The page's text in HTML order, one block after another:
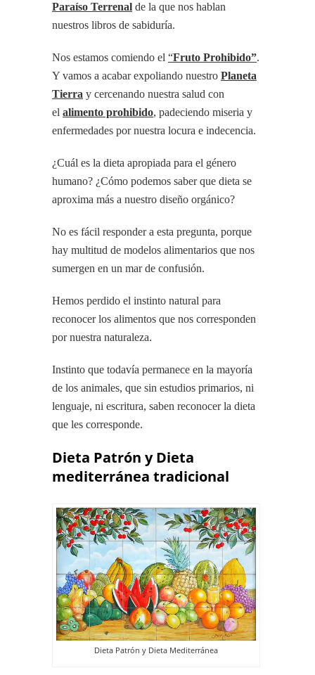
Paraíso Terrenal de la que nos hablan
nuestros libros de sabiduría.
Nos estamos comiendo el “Fruto Prohibido”.
Y vamos a acabar expoliando nuestro Planeta
Tierra y cercenando nuestra salud con
el alimento prohibido, padeciendo miseria y
enfermedades por nuestra locura e indecencia.
¿Cuál es la dieta apropiada para el género
humano? ¿Cómo podemos saber que dieta se
aproxima más a nuestro diseño orgánico?
No es fácil responder a esta pregunta, porque
hay multitud de modelos alimentarios que nos
sumergen en un mar de confusión.
Hemos perdido el instinto natural para
reconocer los alimentos que nos corresponden
por nuestra naturaleza.
Instinto que todavía permanece en la mayoría
de los animales, que sin estudios primarios, ni
lenguaje, ni escritura, saben reconocer la dieta
que les corresponde.
Dieta Patrón y Dieta
mediterránea tradicional
Dieta Patrón y Dieta Mediterránea